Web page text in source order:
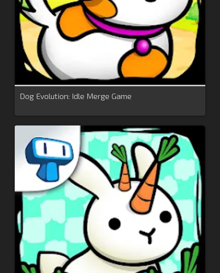
Dog Evolution: Idle Merge Game